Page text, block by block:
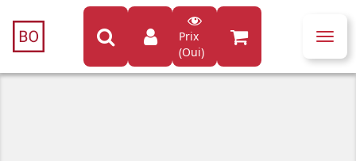
Prix
(Oui)